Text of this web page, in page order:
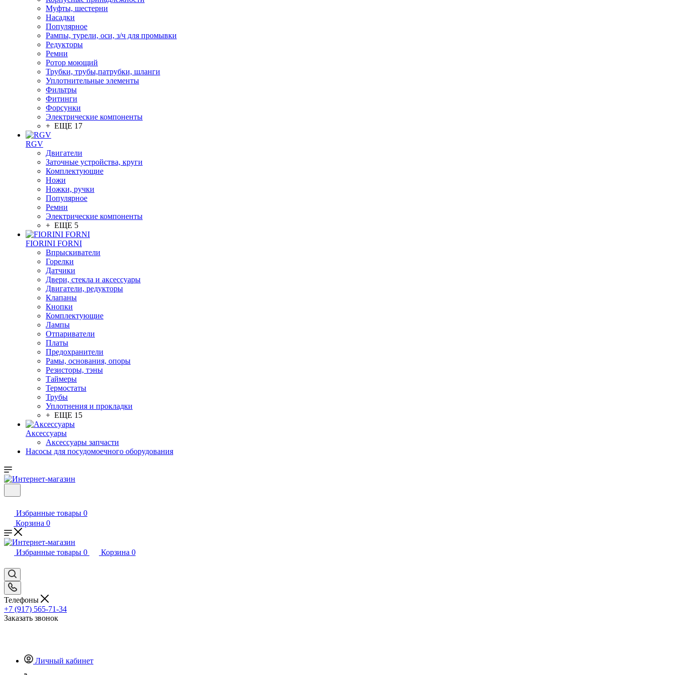
Муфты, шестерни
Насадки
Популярное
Рампы, турели, оси, з/ч для промывки
Редукторы
Ремни
Ротор моющий
Трубки, трубы,патрубки, шланги
Уплотнительные элементы
Фильтры
Фитинги
Форсунки
Электрические компоненты
+ ЕЩЕ 17
RGV
Двигатели
Заточные устройства, круги
Комплектующие
Ножи
Ножки, ручки
Популярное
Ремни
Электрические компоненты
+ ЕЩЕ 5
FIORINI FORNI
Впрыскиватели
Горелки
Датчики
Двери, стекла и аксессуары
Двигатели, редукторы
Клапаны
Кнопки
Комплектующие
Лампы
Отпариватели
Платы
Предохранители
Рамы, основания, опоры
Резисторы, тэны
Таймеры
Термостаты
Трубы
Уплотнения и прокладки
+ ЕЩЕ 15
Аксессуары
Аксессуары запчасти
Насосы для посудомоечного оборудования
Избранные товары 0
Корзина 0
Избранные товары 0 Корзина 0
Телефоны
+7 (917) 565-71-34
Заказать звонок
Личный кабинет